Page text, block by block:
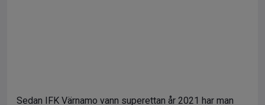
Sedan IFK Värnamo vann superettan år 2021 har man